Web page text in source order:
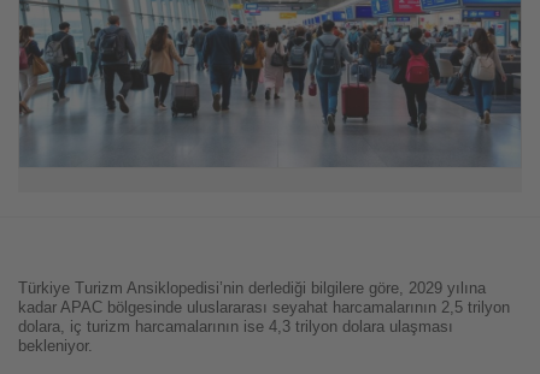
Türkiye Turizm Ansiklopedisi’nin derlediği bilgilere göre, 2029 yılına
kadar APAC bölgesinde uluslararası seyahat harcamalarının 2,5 trilyon
dolara, iç turizm harcamalarının ise 4,3 trilyon dolara ulaşması
bekleniyor.